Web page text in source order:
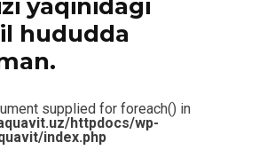
yaqinidagi
hududda
supplied for foreach() in
httpdocs/wp-
index.php